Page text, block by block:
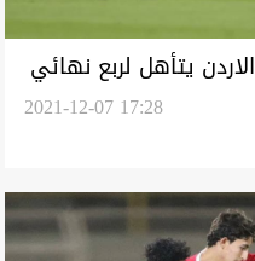
يتأهل لربع نهائي
2021-12-07 17:28